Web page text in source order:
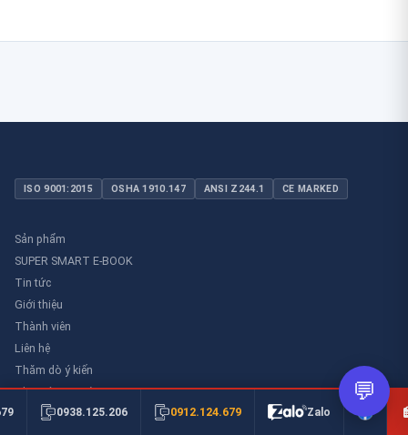
ISO 9001:2015 OSHA 1910.147 ANSI Z244.1 CE MARKED
Sản phẩm
SUPER SMART E-BOOK
Tin tức
Giới thiệu
Thành viên
Liên hệ
Thăm dò ý kiến
Thư viên an toàn
0938.125.206 0912.124.679 Zalo
💬